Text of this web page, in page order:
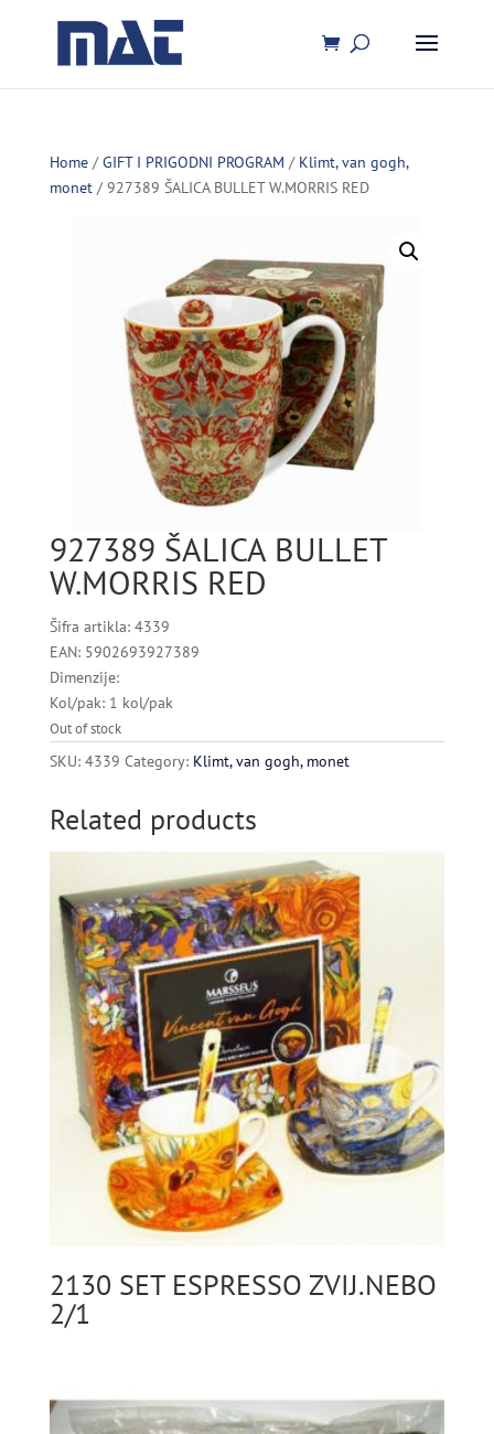
Home/GIFT I PRIGODNI PROGRAM / Klimt, van gogh,
monet/ 927389 ŠALICA BULLET W.MORRIS RED
927389 ŠALICA BULLET
W.MORRIS RED
Šifra artikla: 4339
EAN: 5902693927389
Dimenzije:
Kol/pak: 1 kol/pak
Out of stock
SKU: 4339 Category: Klimt, van gogh, monet
Related products
2130 SET ESPRESSO ZVIJ.NEBO
2/1